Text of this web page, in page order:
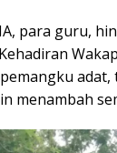
para guru,
menambah